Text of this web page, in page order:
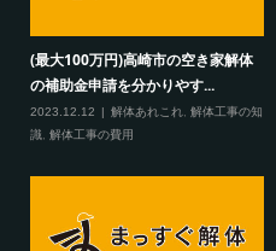
(最大100万円)高崎市の空き家解体
の補助金申請を分かりやす...
2023.12.12 解体あれこれ
解体工事の知
識
解体工事の費用